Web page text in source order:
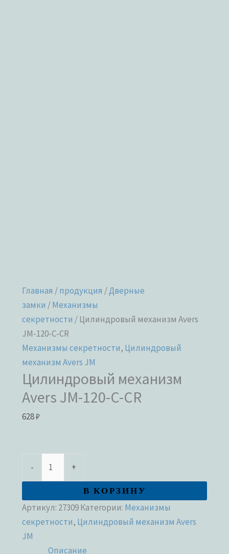
Главная /продукция /Дверные
замки /Механизмы
секретности / Цилиндровый механизм Avers
JM-120-C-CR
Механизмы секретности, Цилиндровый
механизм Avers JM
Цилиндровый механизм
Avers JM-120-C-CR
628₽
- +
В КОРЗИНУ
Артикул: 27309Категории: Механизмы
секретности, Цилиндровый механизм Avers
JM
Описание